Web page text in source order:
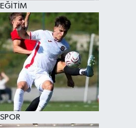
EĞİTİM
SPOR
VİZYONDAKİLER
YAŞAM